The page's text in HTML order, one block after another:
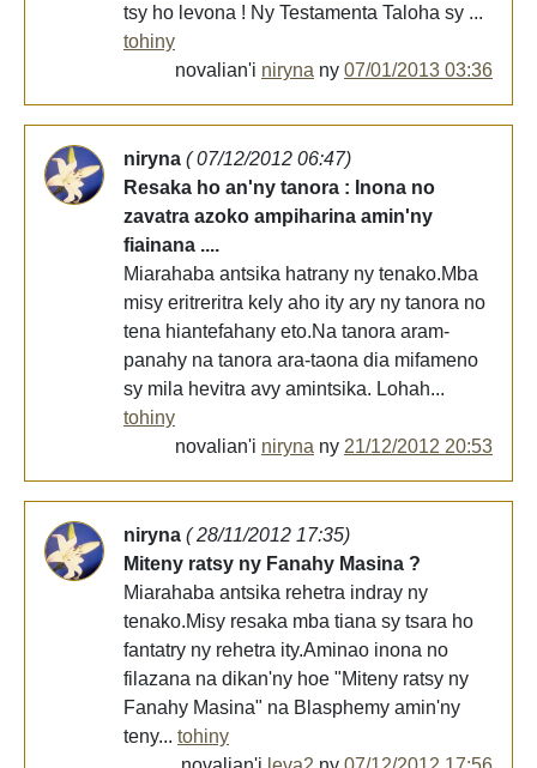
tsy ho levona ! Ny Testamenta Taloha sy ...
tohiny
novalian'i niryna ny 07/01/2013 03:36
niryna ( 07/12/2012 06:47)
Resaka ho an'ny tanora : Inona no
zavatra azoko ampiharina amin'ny
fiainana ....
Miarahaba antsika hatrany ny tenako.Mba
misy eritreritra kely aho ity ary ny tanora no
tena hiantefahany eto.Na tanora aram-
panahy na tanora ara-taona dia mifameno
sy mila hevitra avy amintsika. Lohah...
tohiny
novalian'i niryna ny 21/12/2012 20:53
niryna ( 28/11/2012 17:35)
Miteny ratsy ny Fanahy Masina ?
Miarahaba antsika rehetra indray ny
tenako.Misy resaka mba tiana sy tsara ho
fantatry ny rehetra ity.Aminao inona no
filazana na dikan'ny hoe "Miteny ratsy ny
Fanahy Masina" na Blasphemy amin'ny
teny... tohiny